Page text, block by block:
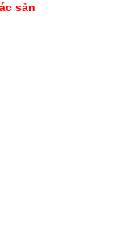
sản